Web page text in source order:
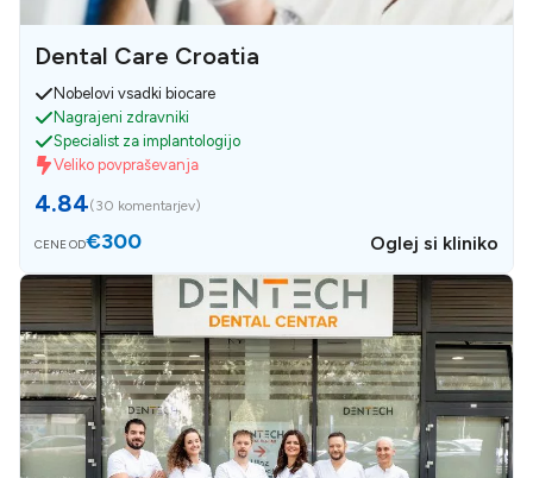
Dental Care Croatia
Nobelovi vsadki biocare
Nagrajeni zdravniki
Specialist za implantologijo
Veliko povpraševanja
4.84(30 komentarjev)
CENE OD€300 Oglej si kliniko